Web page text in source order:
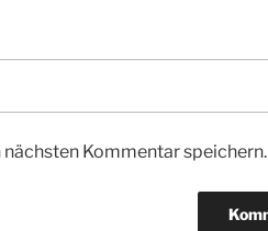
Kommentar speichern.